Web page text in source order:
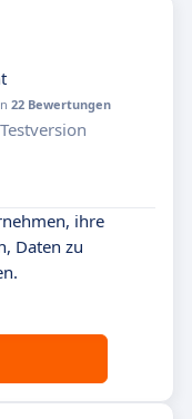
22 Bewertungen
ihre
Daten zu